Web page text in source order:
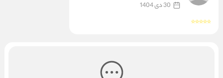
30 دی 1404